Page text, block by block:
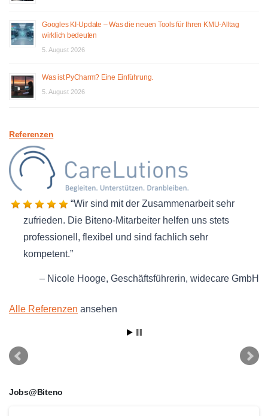
Googles KI-Update – Was die neuen Tools für Ihren KMU-Alltag
wirklich bedeuten
5. August 2026
Was ist PyCharm? Eine Einführung.
5. August 2026
Referenzen
Wir sind mit der Zusammenarbeit sehr
zufrieden. Die Biteno-Mitarbeiter helfen uns stets
professionell, flexibel und sind fachlich sehr
kompetent.
Nicole Hooge Geschäftsführerin widecare GmbH
Alle Referenzen ansehen
Jobs@Biteno